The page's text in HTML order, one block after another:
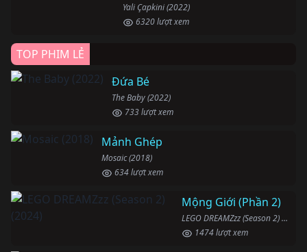
Yali Çapkini (2022)
6320 lượt xem
TOP PHIM LẺ
Đứa Bé
The Baby (2022)
733 lượt xem
Mảnh Ghép
Mosaic (2018)
634 lượt xem
Mộng Giới (Phần 2)
LEGO DREAMZzz (Season 2) (2024)
1474 lượt xem